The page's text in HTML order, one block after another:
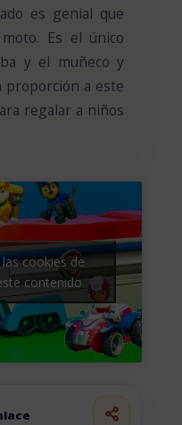
es genial que
Es el único
y el muñeco y
proporción a este
regalar a niños
cookies de
contenido